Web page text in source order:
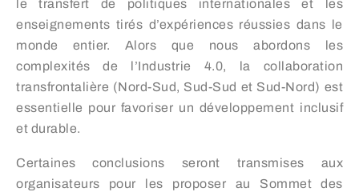
le transfert de politiques internationales et les
enseignements tirés d’expériences réussies dans le
monde entier. Alors que nous abordons les
complexités de l’Industrie 4.0, la collaboration
transfrontalière (Nord-Sud, Sud-Sud et Sud-Nord) est
essentielle pour favoriser un développement inclusif
et durable.
Certaines conclusions seront transmises aux
organisateurs pour les proposer au Sommet des